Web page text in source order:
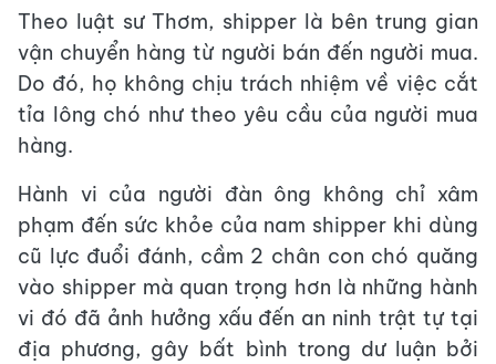
Theo luật sư Thơm, shipper là bên trung gian
vận chuyển hàng từ người bán đến người mua.
Do đó, họ không chịu trách nhiệm về việc cắt
tỉa lông chó như theo yêu cầu của người mua
hàng.
Hành vi của người đàn ông không chỉ xâm
phạm đến sức khỏe của nam shipper khi dùng
cũ lực đuổi đánh, cầm 2 chân con chó quăng
vào shipper mà quan trọng hơn là những hành
vi đó đã ảnh hưởng xấu đến an ninh trật tự tại
địa phương, gây bất bình trong dư luận bởi